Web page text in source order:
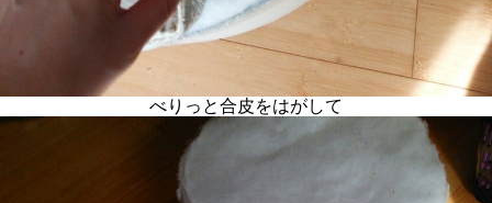
べりっと合皮をはがして